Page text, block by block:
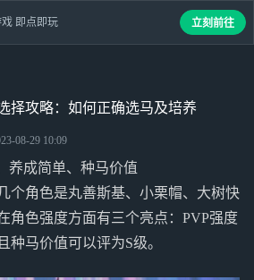
择攻略：如何正确选马及培养
08-29 10:09
养成简单、种马价值
个角色是丸善斯基、小栗帽、大树快
角色强度方面有三个亮点：PVP强度
种马价值可以评为S级。
即点即玩 立刻前往